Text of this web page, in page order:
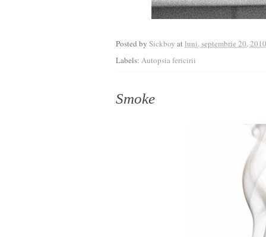
Posted by Sickboy atluni, septembrie 20, 2010
Labels: Autopsia fericirii
Smoke